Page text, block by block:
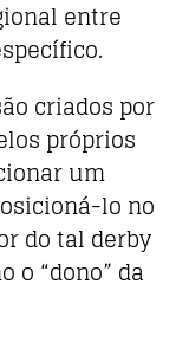
entre
criados por
próprios
um
lo no
do tal derby
o “dono” da